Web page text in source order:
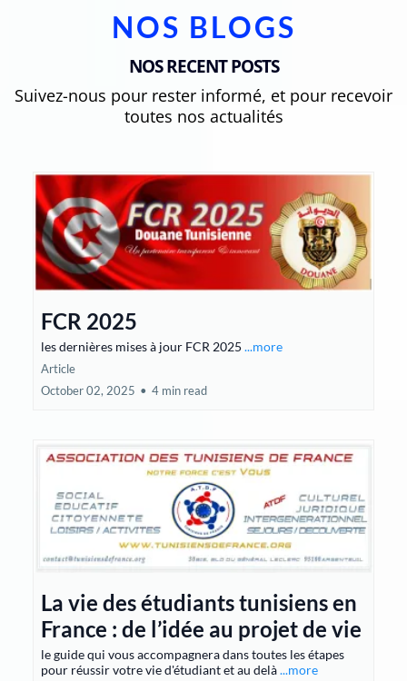
NOS BLOGS
NOS RECENT POSTS
Suivez-nous pour rester informé, et pour recevoir
toutes nos actualités
FCR 2025
les dernières mises à jour FCR 2025 ...more
Article
October 02, 2025 • 4 min read
La vie des étudiants tunisiens en
France : de l’idée au projet de vie
le guide qui vous accompagnera dans toutes les étapes
pour réussir votre vie d'étudiant et au delà...more